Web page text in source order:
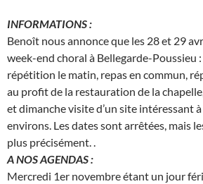
INFORMATIONS :
Benoît nous annonce que les 28 et 29
week-end choral à Bellegarde-Poussieu
répétition le matin, repas en commun,
au profit de la restauration de la
et dimanche visite d’un site intéressant
environs. Les dates sont arrêtées, mais
plus précisément. .
A NOS AGENDAS :
Mercredi 1er novembre étant un jour